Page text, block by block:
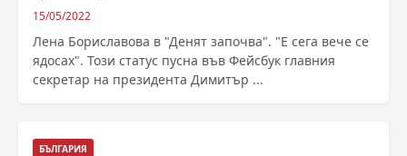
15/05/2022
Лена Бориславова в "Денят започва". "Е сега вече се
ядосах". Този статус пусна във Фейсбук главния
секретар на президента Димитър ...
БЪЛГАРИЯ